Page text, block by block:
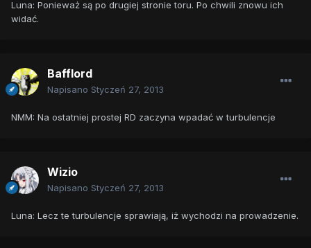
Luna: Ponieważ są po drugiej stronie toru. Po chwili znowu ich
widać.
Bafflord
Napisano Styczeń 27, 2013
NMM: Na ostatniej prostej RD zaczyna wpadać w turbulencje
Wizio
Napisano Styczeń 27, 2013
Luna: Lecz te turbulencje sprawiają, iż wychodzi na prowadzenie.